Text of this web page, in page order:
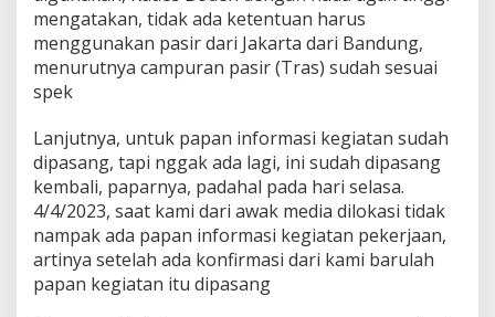
mengatakan, tidak ada ketentuan harus
menggunakan pasir dari Jakarta dari Bandung,
menurutnya campuran pasir (Tras) sudah sesuai
spek
Lanjutnya, untuk papan informasi kegiatan sudah
dipasang, tapi nggak ada lagi, ini sudah dipasang
kembali, paparnya, padahal pada hari selasa.
4/4/2023, saat kami dari awak media dilokasi tidak
nampak ada papan informasi kegiatan pekerjaan,
artinya setelah ada konfirmasi dari kami barulah
papan kegiatan itu dipasang